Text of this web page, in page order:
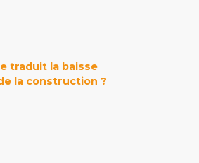
traduit la baisse
la construction ?